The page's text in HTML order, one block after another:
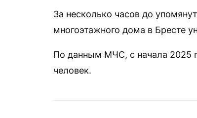
За несколько часов до
многоэтажного дома в Бресте
По данным МЧС, с начала 2025
человек.